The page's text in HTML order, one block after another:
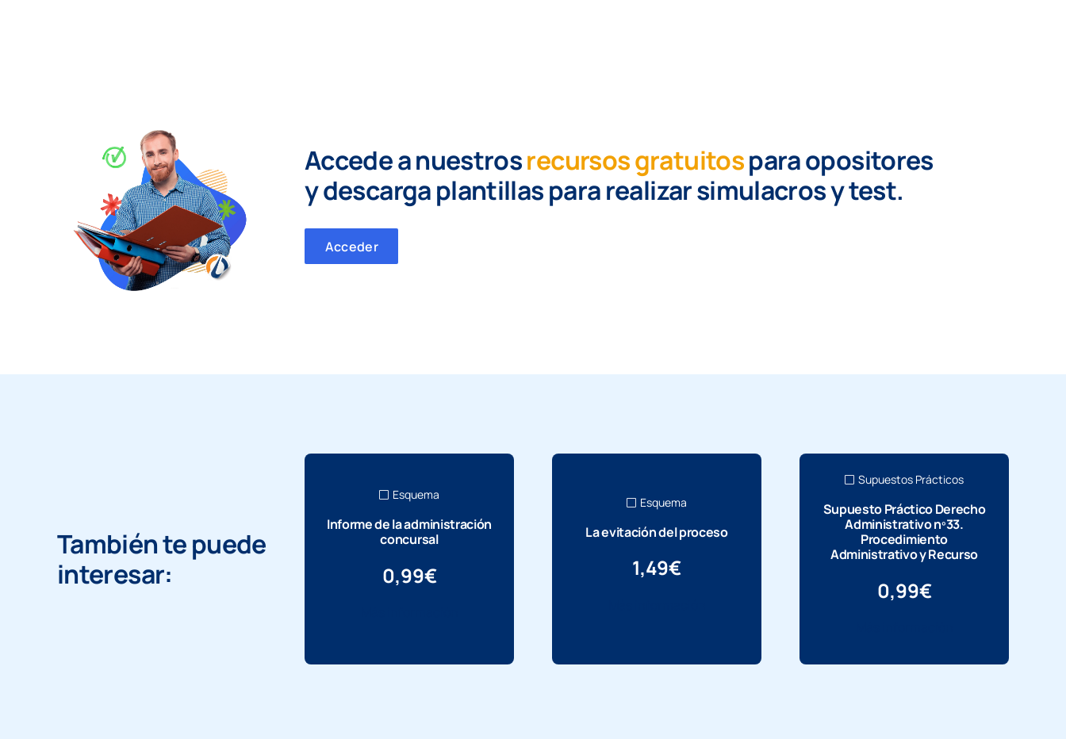
Accede a nuestrosrecursos gratuitospara opositores
ydescarga plantillas para realizar simulacros y test.
Acceder
También te puede
interesar:
Esquema
Informe de la administración
concursal
0,99€
Esquema
La evitación del proceso
1,49€
Supuestos Prácticos
Supuesto Práctico Derecho
Administrativo nº33.
Procedimiento
Administrativo y Recurso
0,99€